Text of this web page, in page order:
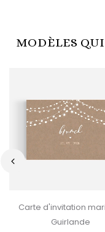
MODÈLES
Carte d'invitation
Guirlande